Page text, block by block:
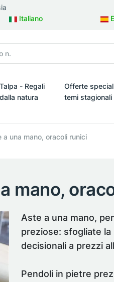
Italiano
Talpa - Regali
dalla natura
Offerte
temi stagionali
a una mano, oracoli runici
mano,
Aste a una mano,
preziose: sfogliate
decisionali a prezzi
Pendoli in pietre